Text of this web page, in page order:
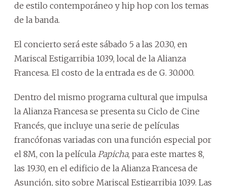
de estilo contemporáneo y hip hop con los temas
de la banda.
El concierto será este sábado 5 a las 20.30, en
Mariscal Estigarribia 1039, local de la Alianza
Francesa. El costo de la entrada es de G. 30.000.
Dentro del mismo programa cultural que impulsa
la Alianza Francesa se presenta su Ciclo de Cine
Francés, que incluye una serie de películas
francófonas variadas con una función especial por
el 8M, con la película Papicha, para este martes 8,
las 19.30, en el edificio de la Alianza Francesa de
Asunción, sito sobre Mariscal Estigarribia 1039. Las